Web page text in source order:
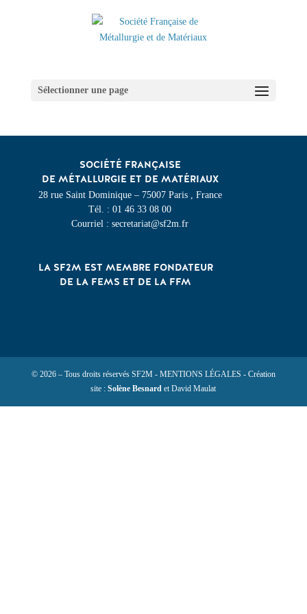
Sélectionner une page
SOCIÉTÉ FRANÇAISE
DE MÉTALLURGIE ET DE MATÉRIAUX
28 rue Saint Dominique – 75007 Paris , France
Tél. : 01 46 33 08 00
Courriel : secretariat@sf2m.fr
LA SF2M EST MEMBRE FONDATEUR
DE LA FEMS ET DE LA FFM
© 2026 – Tous droits réservés SF2M - MENTIONS LÉGALES - Création
site :Solène Besnard et David Maulat